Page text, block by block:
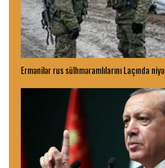
Ermənilər rus sülhməramlılarını Laçında